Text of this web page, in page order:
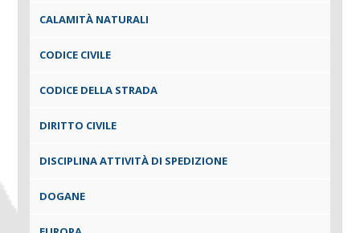
CALAMITÀ NATURALI
CODICE CIVILE
CODICE DELLA STRADA
DIRITTO CIVILE
DISCIPLINA ATTIVITÀ DI SPEDIZIONE
DOGANE